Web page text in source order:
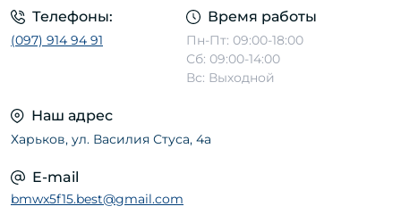
Телефоны:
(097) 914 94 91
Время работы
Пн-Пт: 09:00-18:00
Сб: 09:00-14:00
Вс: Выходной
Наш адрес
Харьков, ул. Василия Стуса, 4а
E-mail
bmwx5f15.best@gmail.com